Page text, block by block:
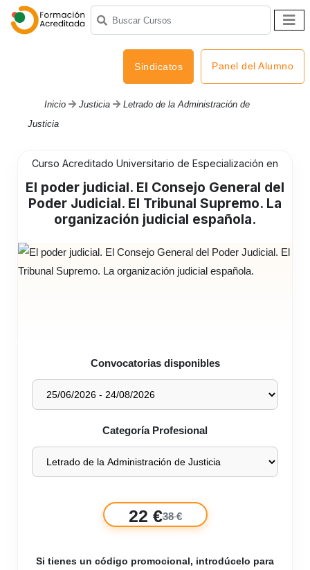
Sindicatos Panel del Alumno
Inicio Justicia
Letrado de la Administración de
Justicia
Curso Acreditado Universitario de Especialización en
El poder judicial. El Consejo General del
Poder Judicial. El Tribunal Supremo. La
organización judicial española.
Convocatorias disponibles
Categoría Profesional
22 €38 €
Si tienes un código promocional, introdúcelo para